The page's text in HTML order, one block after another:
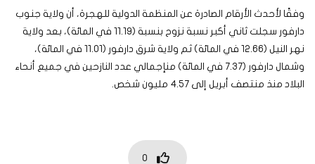
وفقًا لأحدث الأرقام الصادرة عن المنظمة الدولية للهجرة، أن ولاية جنوب
دارفور سجلت ثاني أكبر نسبة نزوح بنسبة (11.19 في المائة)، بعد ولاية
نهر النيل (12.66 في المائة) ثم ولاية شرق دارفور (11.01 في المائة)،
وشمال دارفور (7.37 في المائة) منإجمالي عدد النازحين في جميع أنحاء
البلاد منذ منتصف أبريل إلى 4.57 مليون شخص.
0